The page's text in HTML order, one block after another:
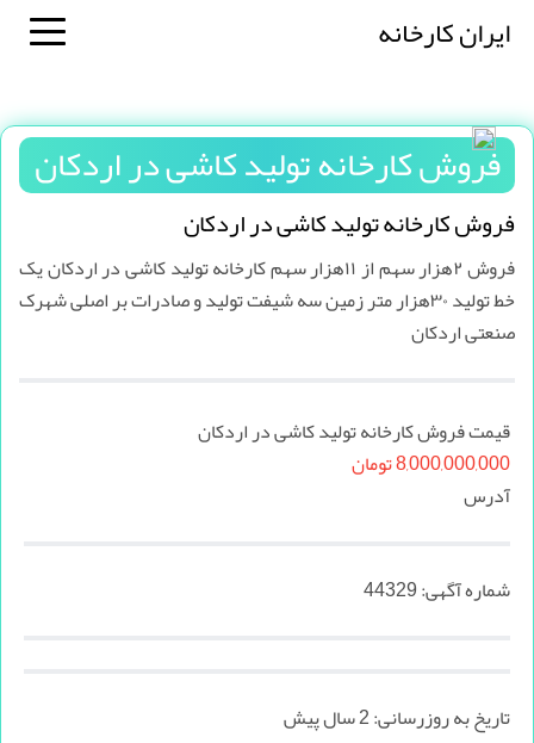
ایران کارخانه
فروش کارخانه تولید کاشی در اردکان
فروش کارخانه تولید کاشی در اردکان
فروش ۲هزار سهم از ۱۱هزار سهم کارخانه تولید کاشی در اردکان یک
خط تولید ۳۰هزار متر زمین سه شیفت تولید و صادرات بر اصلی شهرک
صنعتی اردکان
قیمت فروش کارخانه تولید کاشی در اردکان
8,000,000,000 تومان
آدرس
شماره آگهی:44329
تاریخ به روزرسانی:2 سال پیش